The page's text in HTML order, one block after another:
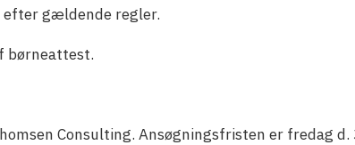
gældende regler.
børneattest.
Consulting. Ansøgningsfristen er fredag